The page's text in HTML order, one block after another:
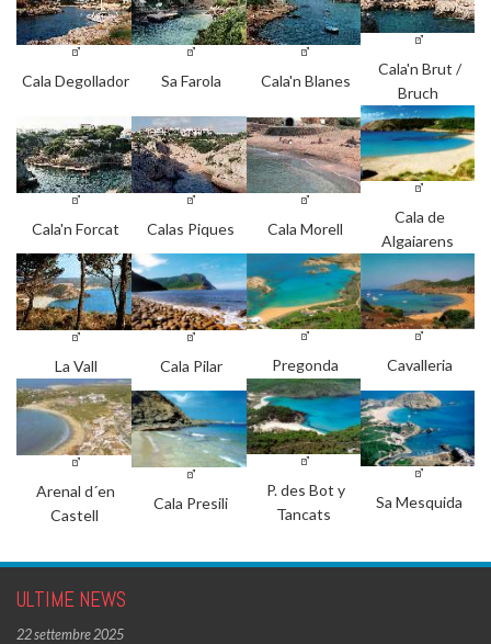
Cala Degollador Sa Farola Cala'n Blanes
Cala'n Brut /
Bruch
Cala'n Forcat Calas Piques Cala Morell
Cala de
Algaiarens
La Vall Cala Pilar Pregonda Cavalleria
Arenal d´en
Castell
Cala Presili
P. des Bot y
Tancats
Sa Mesquida
ULTIME NEWS
22 settembre 2025